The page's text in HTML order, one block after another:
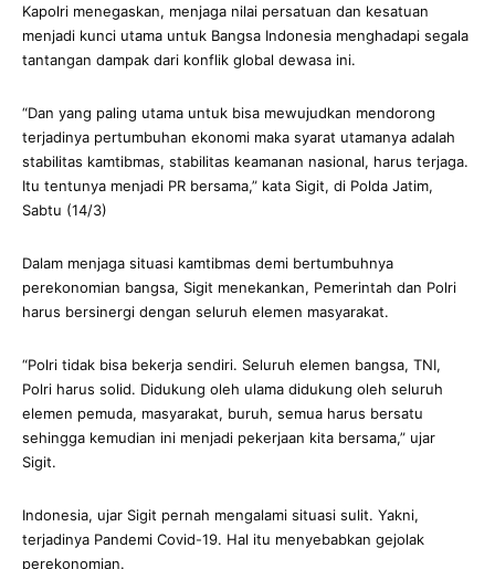
Kapolri menegaskan, menjaga nilai persatuan dan kesatuan
menjadi kunci utama untuk Bangsa Indonesia menghadapi segala
tantangan dampak dari konflik global dewasa ini.
“Dan yang paling utama untuk bisa mewujudkan mendorong
terjadinya pertumbuhan ekonomi maka syarat utamanya adalah
stabilitas kamtibmas, stabilitas keamanan nasional, harus terjaga.
Itu tentunya menjadi PR bersama,” kata Sigit, di Polda Jatim,
Sabtu (14/3)
Dalam menjaga situasi kamtibmas demi bertumbuhnya
perekonomian bangsa, Sigit menekankan, Pemerintah dan Polri
harus bersinergi dengan seluruh elemen masyarakat.
“Polri tidak bisa bekerja sendiri. Seluruh elemen bangsa, TNI,
Polri harus solid. Didukung oleh ulama didukung oleh seluruh
elemen pemuda, masyarakat, buruh, semua harus bersatu
sehingga kemudian ini menjadi pekerjaan kita bersama,” ujar
Sigit.
Indonesia, ujar Sigit pernah mengalami situasi sulit. Yakni,
terjadinya Pandemi Covid-19. Hal itu menyebabkan gejolak
perekonomian.